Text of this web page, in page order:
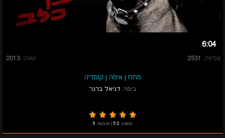
6:04
צפיות: 2531 שנה: 2013
מתח | אימה | קומדיה
בימוי: דניאל ברנר
ממוצע: 5.0 הצבעות: 9